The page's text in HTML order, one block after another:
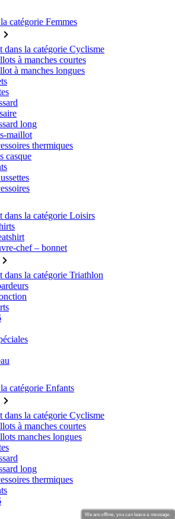
catégorie Femmes
dans la catégorie Cyclisme
à manches courtes
à manches longues
long
maillot
thermiques
casque
dans la catégorie Loisirs
chef – bonnet
dans la catégorie Triathlon
catégorie Enfants
dans la catégorie Cyclisme
à manches courtes
manches longues
long
thermiques
We are offline, you can leave a message.